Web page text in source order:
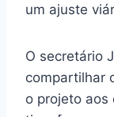
um ajuste
O secretário
compartilhar
o projeto aos